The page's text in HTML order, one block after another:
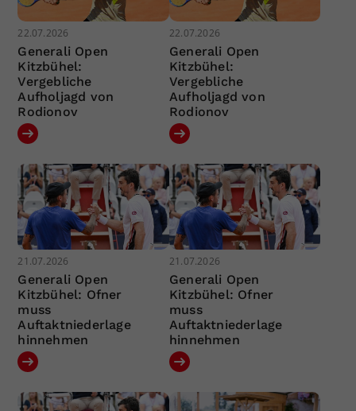
22.07.2026
Generali Open
Kitzbühel:
Vergebliche
Aufholjagd von
Rodionov
22.07.2026
Generali Open
Kitzbühel:
Vergebliche
Aufholjagd von
Rodionov
21.07.2026
Generali Open
Kitzbühel: Ofner
muss
Auftaktniederlage
hinnehmen
21.07.2026
Generali Open
Kitzbühel: Ofner
muss
Auftaktniederlage
hinnehmen